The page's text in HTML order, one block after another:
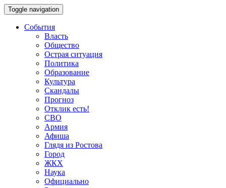
Toggle navigation
События
Власть
Общество
Острая ситуация
Политика
Образование
Культура
Скандалы
Прогноз
Отклик есть!
СВО
Армия
Афиша
Глядя из Ростова
Город
ЖКХ
Наука
Официально